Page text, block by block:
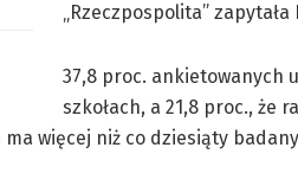
„Rzeczpospolita”
37,8 proc. ankietowanych
szkołach, a 21,8 proc., że
więcej niż co dziesiąty